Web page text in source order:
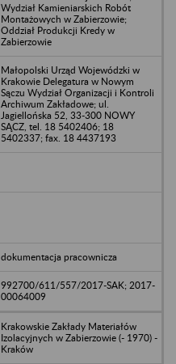
Wydział Kamieniarskich Robót
Montażowych w Zabierzowie;
Oddział Produkcji Kredy w
Zabierzowie
Małopolski Urząd Wojewódzki w
Krakowie Delegatura w Nowym
Sączu Wydział Organizacji i Kontroli
Archiwum Zakładowe; ul.
Jagiellońska 52, 33-300 NOWY
SĄCZ, tel. 18 5402406; 18
5402337; fax. 18 4437193
dokumentacja pracownicza
992700/611/557/2017-SAK; 2017-
00064009
Krakowskie Zakłady Materiałów
Izolacyjnych w Zabierzowie (- 1970) -
Kraków